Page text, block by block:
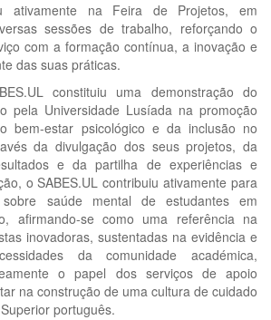
ativamente na Feira de Projetos, em
sessões de trabalho, reforçando o
com a formação contínua, a inovação e
das suas práticas.
constituiu uma demonstração do
pela Universidade Lusíada na promoção
bem-estar psicológico e da inclusão no
da divulgação dos seus projetos, da
e da partilha de experiências e
o SABES.UL contribuiu ativamente para
saúde mental de estudantes em
afirmando-se como uma referência na
inovadoras, sustentadas na evidência e
da comunidade académica,
o papel dos serviços de apoio
na construção de uma cultura de cuidado
português.